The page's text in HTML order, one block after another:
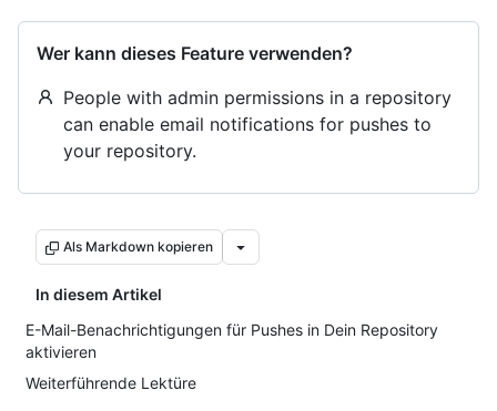
Wer kann dieses Feature verwenden?
People with admin permissions in a repository
can enable email notifications for pushes to
your repository.
Als Markdown kopieren
In diesem Artikel
E-Mail-Benachrichtigungen für Pushes in Dein Repository
aktivieren
Weiterführende Lektüre